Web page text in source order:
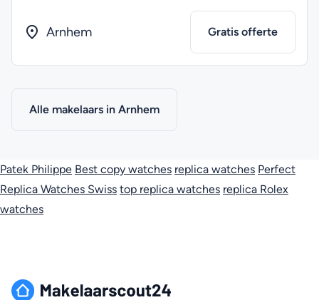
Arnhem Gratis offerte
Alle makelaars in Arnhem
Patek Philippe Best copy watches replica watches Perfect
Replica Watches Swiss top replica watches replica Rolex
watches